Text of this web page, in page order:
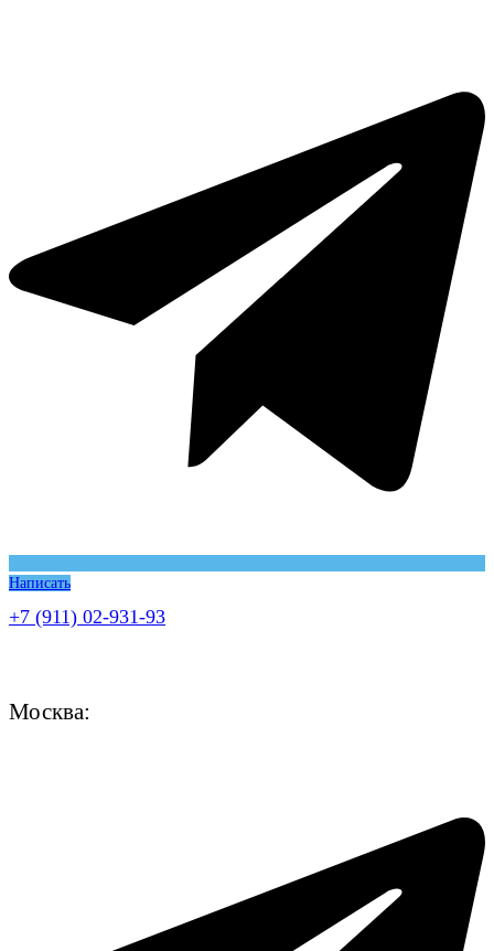
Написать
+7 (911) 02-931-93
Москва: